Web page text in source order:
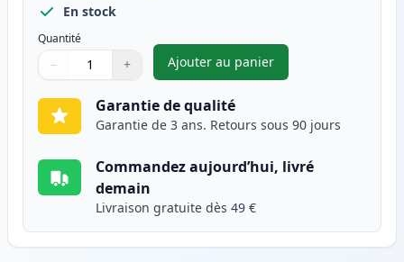
En stock
Quantité
Quantité
Utilisez les boutons pour ajuster
− +
Quantité
Ajouter au panier
,Canon CL-541XL cartouche
Garantie de qualité
Garantie de 3 ans. Retours sous 90 jours
Commandez aujourd’hui, livré
demain
Livraison gratuite dès 49 €